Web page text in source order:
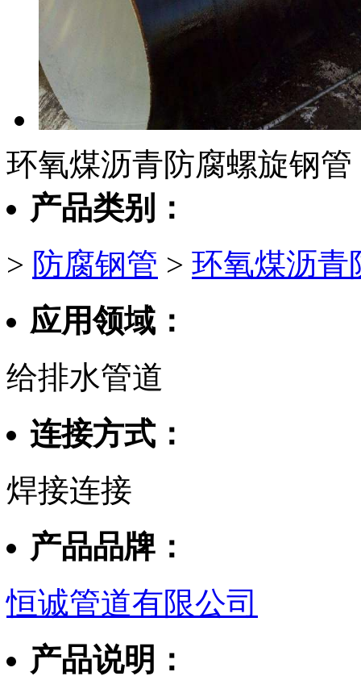
环氧煤沥青防腐螺旋钢管
产品类别：
> 防腐钢管 > 环氧煤沥青
应用领域：
给排水管道
连接方式：
焊接连接
产品品牌：
恒诚管道有限公司
产品说明：